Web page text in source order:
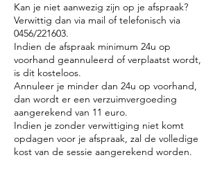
Kan je niet aanwezig zijn op je afspraak?
Verwittig dan via mail of telefonisch via
0456/221603.
Indien de afspraak minimum 24u op
voorhand geannuleerd of verplaatst wordt,
is dit kosteloos.
Annuleer je minder dan 24u op voorhand,
dan wordt er een verzuimvergoeding
aangerekend van 11 euro.
Indien je zonder verwittiging niet komt
opdagen voor je afspraak, zal de volledige
kost van de sessie aangerekend worden.